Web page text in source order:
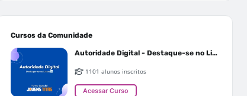
Cursos da Comunidade
Autoridade Digital - Destaque-se no Linkedin
1101 alunos inscritos
Acessar Curso